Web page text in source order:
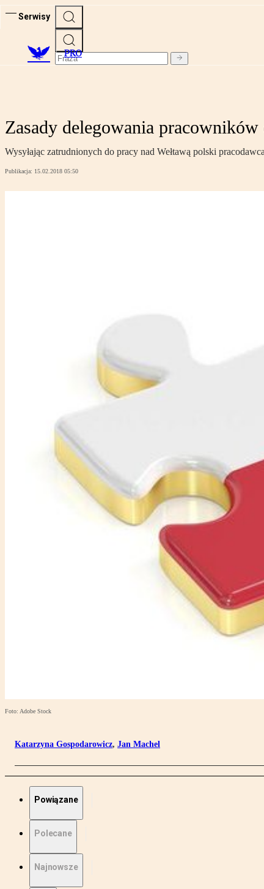
Serwisy
PRO
Zasady delegowania pracowników
Wysyłając zatrudnionych do pracy nad Wełtawą polski
Publikacja: 15.02.2018 05:50
Foto: Adobe Stock
Katarzyna Gospodarowicz, Jan Machel
Powiązane
Polecane
Najnowsze